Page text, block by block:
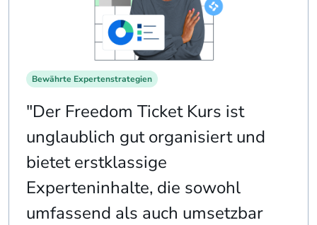
Bewährte Expertenstrategien
"Der Freedom Ticket Kurs ist
unglaublich gut organisiert und
bietet erstklassige
Experteninhalte, die sowohl
umfassend als auch umsetzbar